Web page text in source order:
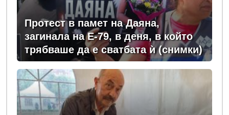
Протест в памет на Даяна,
загинала на Е-79, в деня, в който
трябваше да е сватбата ѝ (снимки)